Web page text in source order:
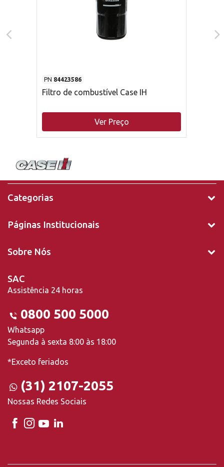
PN 84423586
Filtro de combustível Case IH
Ver Preço
Categorias
Páginas Institucionais
Sobre Nós
SAC
Assistência 24 horas
0800 500 5000
Whatsapp
Segunda à sexta 8:00 às 18:00
*Exceto feriados
(31) 2107-2055
Nossas Redes Sociais